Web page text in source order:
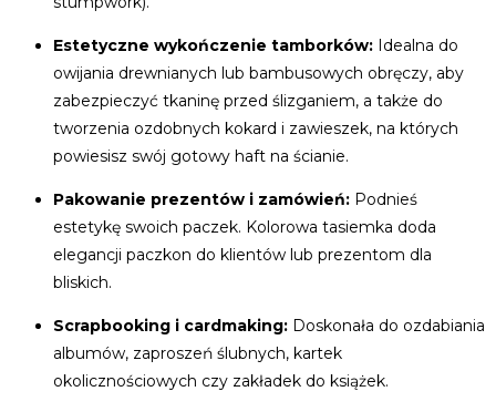
Estetyczne wykończenie tamborków: Idealna do
owijania drewnianych lub bambusowych obręczy, aby
zabezpieczyć tkaninę przed ślizganiem, a także do
tworzenia ozdobnych kokard i zawieszek, na których
powiesisz swój gotowy haft na ścianie.
Pakowanie prezentów i zamówień: Podnieś
estetykę swoich paczek. Kolorowa tasiemka doda
elegancji paczkon do klientów lub prezentom dla
bliskich.
Scrapbooking i cardmaking: Doskonała do ozdabiania
albumów, zaproszeń ślubnych, kartek
okolicznościowych czy zakładek do książek.